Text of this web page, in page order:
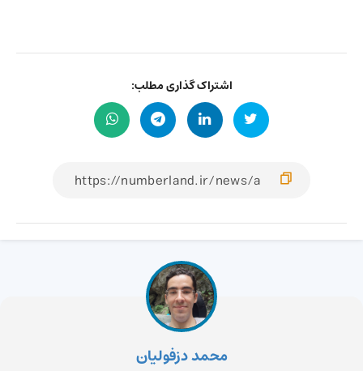
اشتراک گذاری مطلب:
محمد دزفولیان